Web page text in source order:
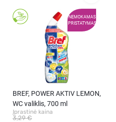
NEMOKAMAS
PRISTATYMAS
BREF, POWER AKTIV LEMON,
WC valiklis, 700 ml
Įprastinė kaina
3,29 €